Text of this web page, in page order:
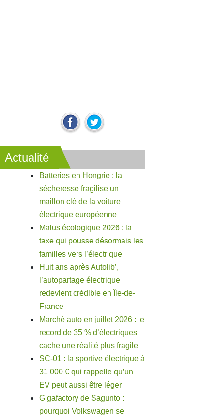
Actualité
Batteries en Hongrie : la
sécheresse fragilise un
maillon clé de la voiture
électrique européenne
Malus écologique 2026 : la
taxe qui pousse désormais les
familles vers l’électrique
Huit ans après Autolib’,
l’autopartage électrique
redevient crédible en Île-de-
France
Marché auto en juillet 2026 : le
record de 35 % d’électriques
cache une réalité plus fragile
SC-01 : la sportive électrique à
31 000 € qui rappelle qu’un
EV peut aussi être léger
Gigafactory de Sagunto :
pourquoi Volkswagen se